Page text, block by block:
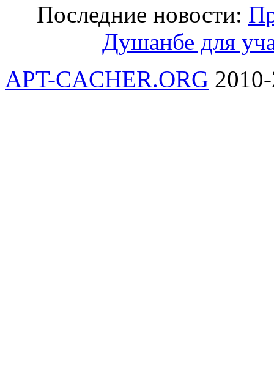
Последние новости:
Душанбе для
APT-CACHER.ORG